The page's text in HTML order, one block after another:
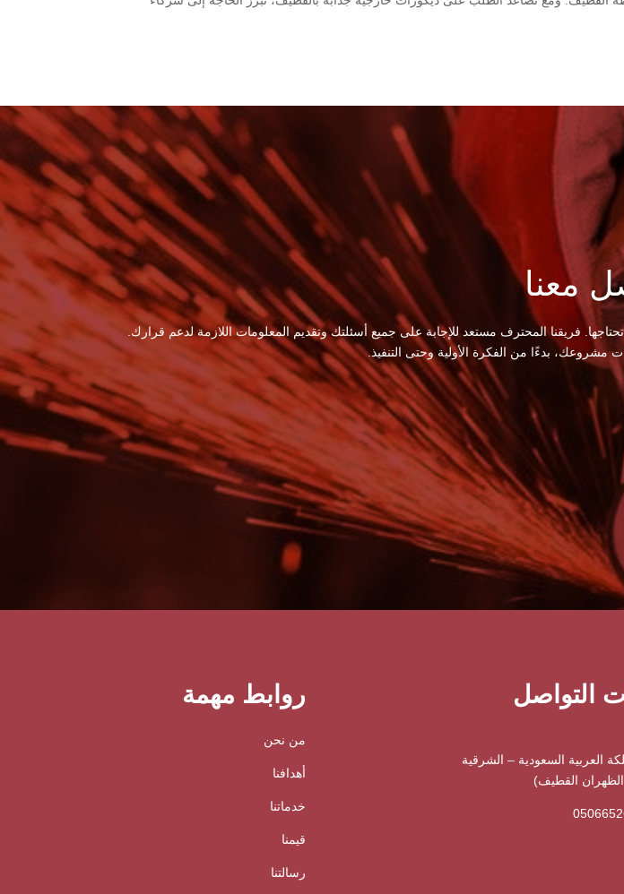
معنا
فريقنا المحترف مستعد للإجابة على جميع أسئلتك وتقديم المعلومات اللازمة لدعم قرارك.
بدءًا من الفكرة الأولية وحتى التنفيذ.
روابط مهمة
من نحن
أهدافنا
خدماتنا
قيمنا
رسالتنا
التواصل
العربية السعودية – الشرقية
الظهران القطيف)